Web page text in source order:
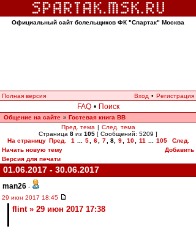
Официальный сайт болельщиков ФК "Спартак" Москва
Полная версия Вход • Регистрация
FAQ • Поиск
Общение на сайте » Гостевая книга ВВ
Пред. тема | След. тема
Страница 8 из 105 [ Сообщений: 5209 ]
На страницу Пред. 1 5 6 7 8, 9 10 11 105
След.
Начать новую тему
Добавить
Версия для печати
01.06.2017 - 30.06.2017
man26 -
29 июн 2017 18:45
flint » 29 июн 2017 17:38